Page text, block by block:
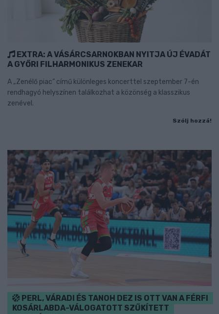
EXTRA: A VÁSÁRCSARNOKBAN NYITJA ÚJ ÉVADÁT
A GYŐRI FILHARMONIKUS ZENEKAR
A „Zenélő piac” című különleges koncerttel szeptember 7-én
rendhagyó helyszínen találkozhat a közönség a klasszikus
zenével.
Szólj hozzá!
PERL, VÁRADI ÉS TANOH DEZ IS OTT VAN A FÉRFI
KOSÁRLABDA-VÁLOGATOTT SZŰKÍTETT